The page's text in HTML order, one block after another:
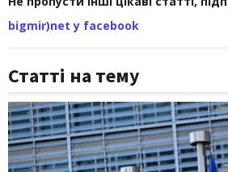
bigmir)net у facebook
Статті на тему